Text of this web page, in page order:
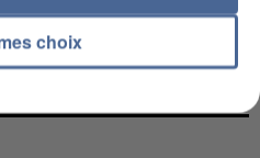
SUPPOSÉS DE LA DZ
choix